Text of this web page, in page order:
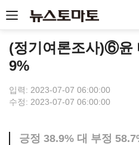
(정기여론조사)⑥윤
9%
입력: 2023-07-07 06:00:00
수정: 2023-07-07 06:00:00
긍정 38.9% 대 부정